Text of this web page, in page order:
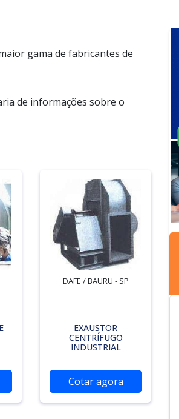
gama de fabricantes de
de informações sobre o
DAFE / BAURU - SP
EXAUSTOR
CENTRÍFUGO
INDUSTRIAL
Cotar agora